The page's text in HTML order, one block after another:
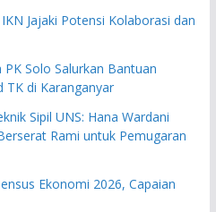
Jajaki Potensi Kolaborasi dan
Solo Salurkan Bantuan
TK di Karanganyar
Sipil UNS: Hana Wardani
Rami untuk Pemugaran
Ekonomi 2026, Capaian